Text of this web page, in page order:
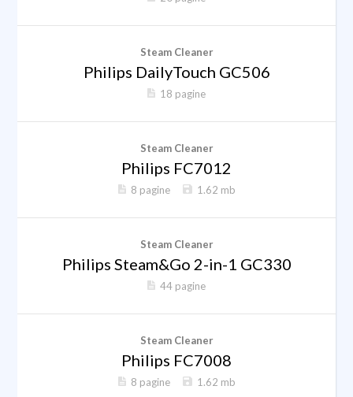
Steam Cleaner
Philips DailyTouch GC506
18 pagine
Steam Cleaner
Philips FC7012
8 pagine 1.62 mb
Steam Cleaner
Philips Steam&Go 2-in-1 GC330
44 pagine
Steam Cleaner
Philips FC7008
8 pagine 1.62 mb